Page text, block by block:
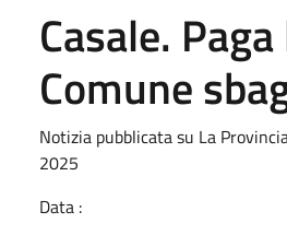
Casale.
Comune
Notizia pubblicata su La
2025
Data :